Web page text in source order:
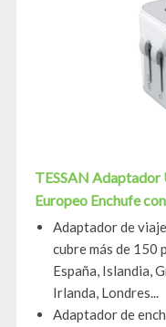
TESSAN Adaptador
Europeo Enchufe
Adaptador de
cubre más de 150
España, Islandia,
Irlanda, Londres...
Adaptador de